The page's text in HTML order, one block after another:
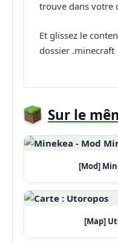
trouve dans votre
Et glissez le
dossier .minecraft
Sur le
[Mod]
[Map]